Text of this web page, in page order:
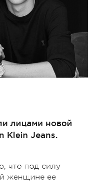
лицами новой
Klein Jeans.
что под силу
женщине ее